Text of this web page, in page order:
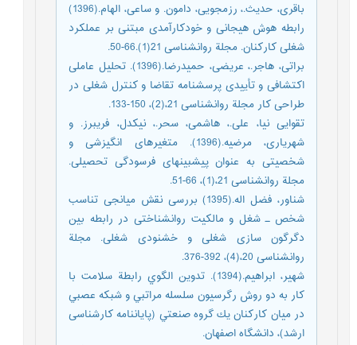
باقری، حدیث.، رزمجویی، دامون. و ساعی، الهام.(1396)
رابطه هوش هیجانی و خودکارآمدی مبتنی بر عملکرد
شغلی کارکنان. مجلة روانشناسی 21(1).66-50.
براتی، هاجر.، عریضی، حمیدرضا.(1396). تحلیل عاملی
اکتشافی و تأییدی پرسشنامه تقاضا و کنترل شغلی در
طراحی کار مجلة روانشناسی 21،(2)، 150-133.
تقوایی نیا، علی.، هاشمی، سحر.، نیکدل، فریبرز. و
شهریاری، مرضیه.(1396). متغیرهای انگیزشی و
شخصیتی به عنوان پیشبینهای فرسودگی تحصیلی.
مجلة روانشناسی 21،(1)، 66-51.
شناور، فضل اله.(1395) بررسی نقش میانجی تناسب
شخص ـ شغل و مالکیت روانشناختی در رابطه بین
دگرگون سازی شغلی و خشنودی شغلی. مجلة
روانشناسی 20،(4)، 392-376.
شهیر، ابراهیم.(1394). تدوين الگوي رابطة سلامت با
كار به دو روش رگرسيون سلسله مراتبي و شبكه عصبي
در ميان كاركنان يك گروه صنعتي (پایاننامه کارشناسی
ارشد)، دانشگاه اصفهان.